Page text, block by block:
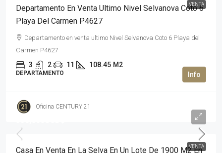
VENTA
Departamento En Venta Ultimo Nivel Selvanova Coto 6
Playa Del Carmen P4627
Departamento en venta ultimo Nivel Selvanova Coto 6 Playa del
Carmen P4627
3 2 11 108.45 M2
DEPARTAMENTO
Oficina CENTURY 21
VENTA
Casa En Venta En La Selva En Un Lote De 1900 M2 En